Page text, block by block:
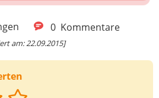
0 Kommentare
am: 22.09.2015]